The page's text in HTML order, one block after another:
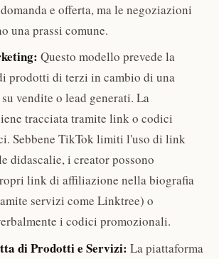
e offerta, ma le negoziazioni
una prassi comune.
Questo modello prevede la
prodotti di terzi in cambio di una
vendite o lead generati. La
tracciata tramite link o codici
Sebbene TikTok limiti l'uso di link
didascalie, i creator possono
link di affiliazione nella biografia
servizi come Linktree) o
i codici promozionali.
di Prodotti e Servizi: La piattaforma